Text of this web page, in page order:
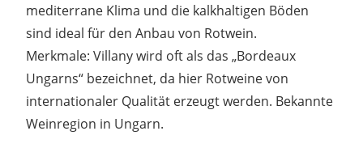
mediterrane Klima und die kalkhaltigen Böden
sind ideal für den Anbau von Rotwein.
Merkmale: Villany wird oft als das „Bordeaux
Ungarns“ bezeichnet, da hier Rotweine von
internationaler Qualität erzeugt werden. Bekannte
Weinregion in Ungarn.